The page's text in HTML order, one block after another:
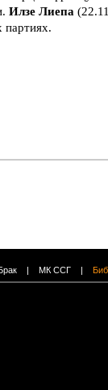
Илзе Лиепа
партиях.
| МК ССГ |